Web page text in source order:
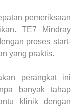
pemeriksaan
TE7 Mindray
proses start-
yang praktis.
perangkat ini
banyak tahap
klinik dengan